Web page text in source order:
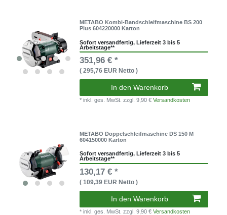
METABO Kombi-Bandschleifmaschine BS 200
Plus 604220000 Karton
Sofort versandfertig, Lieferzeit 3 bis 5
Arbeitstage**
351,96 € *
( 295,76 EUR Netto )
In den Warenkorb
* inkl. ges. MwSt.zzgl. 9,90 €Versandkosten
METABO Doppelschleifmaschine DS 150 M
604150000 Karton
Sofort versandfertig, Lieferzeit 3 bis 5
Arbeitstage**
130,17 € *
( 109,39 EUR Netto )
In den Warenkorb
* inkl. ges. MwSt.zzgl. 9,90 €Versandkosten